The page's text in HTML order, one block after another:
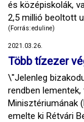
és középiskolák,
2,5 millió beoltott
(Forrás: eduline)
2021.03.26.
Több tízezer
\"Jelenleg
rendben
Minisztériumának
emelte ki Rétvári